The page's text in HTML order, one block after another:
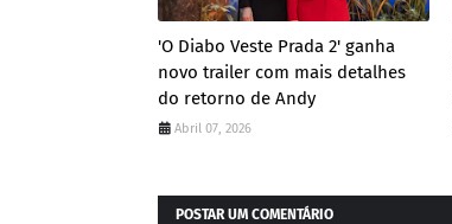
'O Diabo Veste Prada 2' ganha
novo trailer com mais detalhes
do retorno de Andy
Abril 07, 2026
POSTAR UM COMENTÁRIO